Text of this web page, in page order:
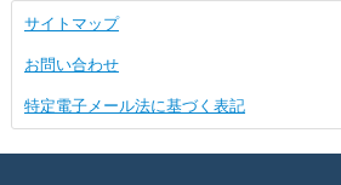
サイトマップ
お問い合わせ
特定電子メール法に基づく表記